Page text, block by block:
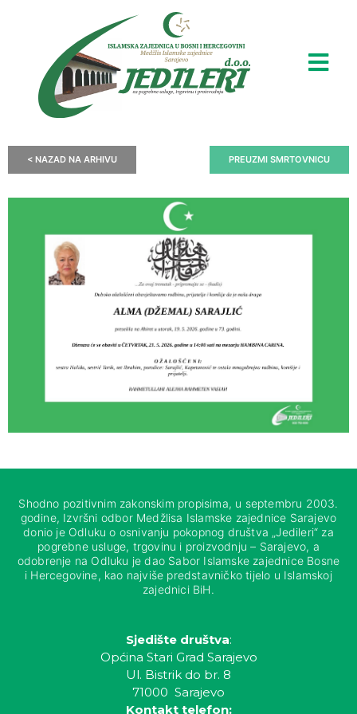
< NAZAD NA ARHIVU PREUZMI SMRTOVNICU
Shodno pozitivnim zakonskim propisima, u septembru 2003.
godine, Izvršni odbor Medžlisa Islamske zajednice Sarajevo
donio je Odluku o osnivanju pokopnog društva „Jedileri“ za
pogrebne usluge, trgovinu i proizvodnju – Sarajevo, a
odobrenje na Odluku je dao Sabor Islamske zajednice Bosne
i Hercegovine, kao najviše predstavničko tijelo u Islamskoj
zajednici BiH.
Sjedište društva:
Općina Stari Grad Sarajevo
Ul. Bistrik do br. 8
71000 Sarajevo
Kontakt telefon: